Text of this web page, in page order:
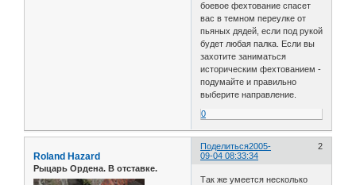
боевое фехтование спасет
вас в темном переулке от
пьяных дядей, если под рукой
будет любая палка. Если вы
захотите заниматься
историческим фехтованием -
подумайте и правильно
выберите направление.
0
Поделиться 2
2005-
09-04 08:33:34
Roland Hazard
Рыцарь Ордена. В отставке.
Так же умеется несколько